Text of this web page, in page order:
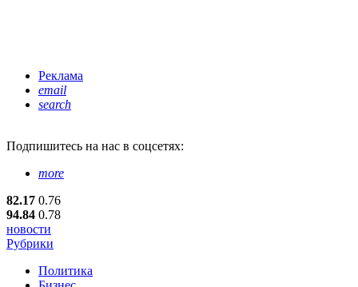
Реклама
email
search
Подпишитесь на нас в соцсетях:
more
82.17 0.76
94.84 0.78
новости
Рубрики
Политика